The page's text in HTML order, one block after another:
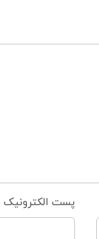
پست الکترونیک